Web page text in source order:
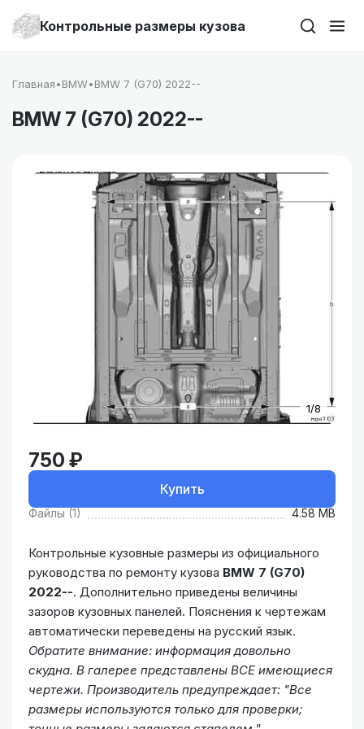
Контрольные размеры кузова
Главная•BMW•BMW 7 (G70) 2022--
BMW 7 (G70) 2022--
1/8
750 ₽
Купить
Файлы (1) 4.58 MB
Контрольные кузовные размеры из официального
руководства по ремонту кузова BMW 7 (G70)
2022--. Дополнительно приведены величины
зазоров кузовных панелей. Пояснения к чертежам
автоматически переведены на русский язык.
Обратите внимание: информация довольно
скудна. В галерее представлены ВСЕ имеющиеся
чертежи. Производитель предупреждает: "Все
размеры используются только для проверки;